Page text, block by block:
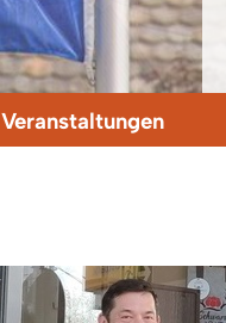
Veranstaltungen